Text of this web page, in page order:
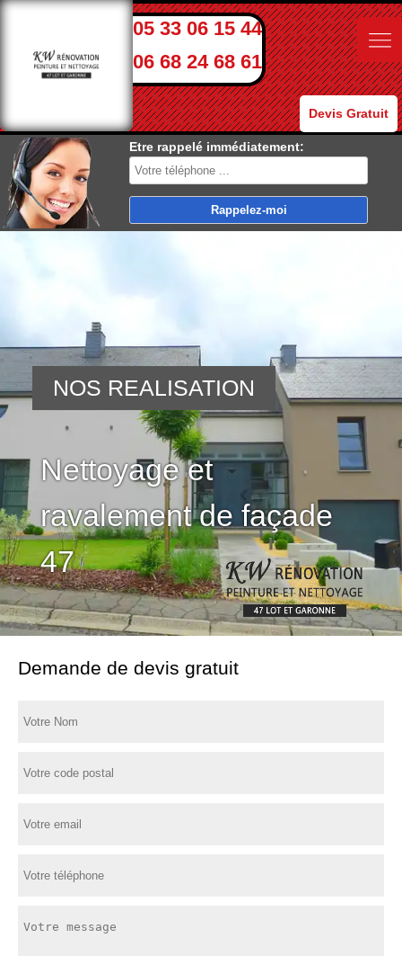
05 33 06 15 44
06 68 24 68 61
Devis Gratuit
Etre rappelé immédiatement:
Nettoyage et
ravalement de façade
47
NOS REALISATION
Demande de devis gratuit